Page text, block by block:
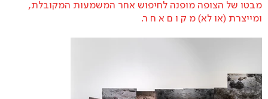
מבטו של הצופה מופנה לחיפוש אחר המשמעות המקובלת,
ומייצרת (או לא) מ ק ו ם א ח ר.